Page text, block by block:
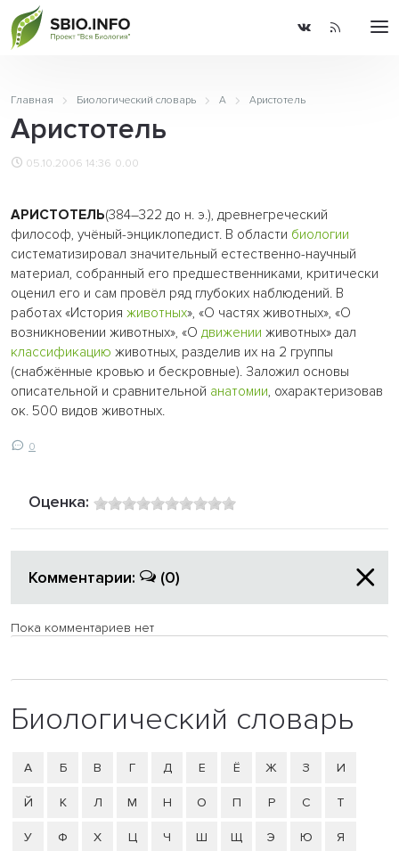
Главная Биологический словарь А Аристотель
Аристотель
05.10.2006 14:36 0.00
АРИСТОТЕЛЬ(384–322 до н. э.), древнегреческий
философ, учёный-энциклопедист. В области биологии
систематизировал значительный естественно-научный
материал, собранный его предшественниками, критически
оценил его и сам провёл ряд глубоких наблюдений. В
работах «История животных», «О частях животных», «О
возникновении животных», «О движении животных» дал
классификацию животных, разделив их на 2 группы
(снабжённые кровью и бескровные). Заложил основы
описательной и сравнительной анатомии, охарактеризовав
ок. 500 видов животных.
0
Оценка:
Комментарии: (0)
Пока комментариев нет
Биологический словарь
А Б В Г Д Е Ё Ж З И
Й К Л М Н О П Р С Т
У Ф Х Ц Ч Ш Щ Э Ю Я